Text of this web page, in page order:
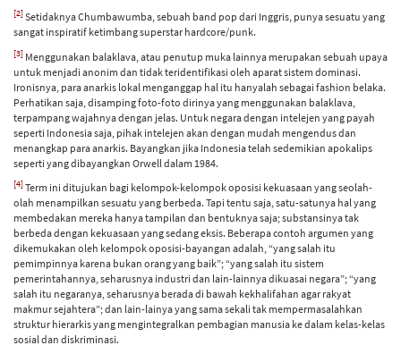
[2]Setidaknya Chumbawumba, sebuah band pop dari Inggris, punya sesuatu yang
sangat inspiratif ketimbang superstar hardcore/punk.
[3] Menggunakan balaklava, atau penutup muka lainnya merupakan sebuah upaya
untuk menjadi anonim dan tidak teridentifikasi oleh aparat sistem dominasi.
Ironisnya, para anarkis lokal menganggap hal itu hanyalah sebagai fashion belaka.
Perhatikan saja, disamping foto-foto dirinya yang menggunakan balaklava,
terpampang wajahnya dengan jelas. Untuk negara dengan intelejen yang payah
seperti Indonesia saja, pihak intelejen akan dengan mudah mengendus dan
menangkap para anarkis. Bayangkan jika Indonesia telah sedemikian apokalips
seperti yang dibayangkan Orwell dalam 1984.
[4]Term ini ditujukan bagi kelompok-kelompok oposisi kekuasaan yang seolah-
olah menampilkan sesuatu yang berbeda. Tapi tentu saja, satu-satunya hal yang
membedakan mereka hanya tampilan dan bentuknya saja; substansinya tak
berbeda dengan kekuasaan yang sedang eksis. Beberapa contoh argumen yang
dikemukakan oleh kelompok oposisi-bayangan adalah, “yang salah itu
pemimpinnya karena bukan orang yang baik”; “yang salah itu sistem
pemerintahannya, seharusnya industri dan lain-lainnya dikuasai negara”; “yang
salah itu negaranya, seharusnya berada di bawah kekhalifahan agar rakyat
makmur sejahtera”; dan lain-lainya yang sama sekali tak mempermasalahkan
struktur hierarkis yang mengintegralkan pembagian manusia ke dalam kelas-kelas
sosial dan diskriminasi.